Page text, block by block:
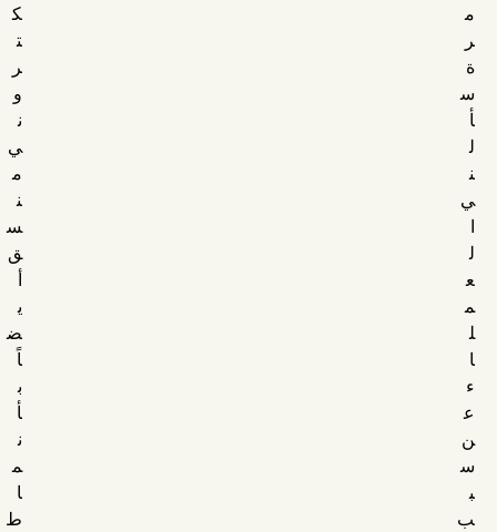
م
ر
ة
س
أ
ل
ن
ي
ا
ل
ع
م
ل
ا
ء
ع
ن
س
ب
ب
ك
ت
ر
و
ن
ي
م
ن
س
ق
أ
ي
ض
اً
ب
أ
ن
م
ا
ط